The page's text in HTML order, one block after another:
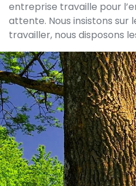
entreprise travaille pour
attente. Nous insistons
travailler, nous disposons